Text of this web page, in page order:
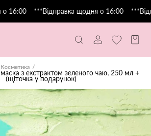
16:00 ***Відправка щодня о 16:00
з екстрактом зеленого чаю, 250 мл +
(щіточка у подарунок)